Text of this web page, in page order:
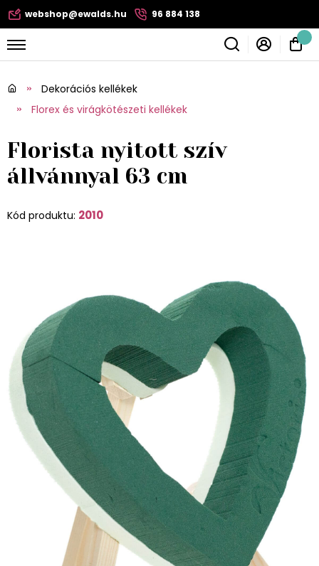
webshop@ewalds.hu 96 884 138
Dekorációs kellékek
Florex és virágkötészeti kellékek
Florista nyitott szív
állvánnyal 63 cm
Kód produktu: 2010